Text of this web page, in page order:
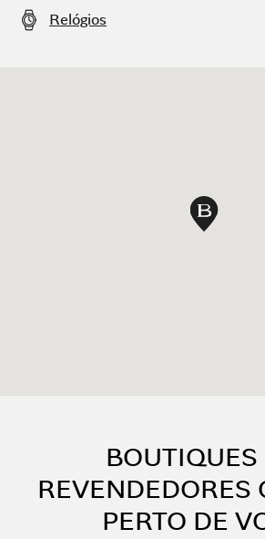
Relógios
marcar no
BOUTIQUES
REVENDEDORES
PERTO DE